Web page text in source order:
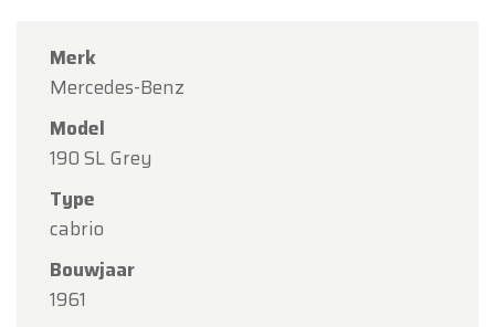
Merk
Mercedes-Benz
Model
190 SL Grey
Type
cabrio
Bouwjaar
1961
Oldtimerfarm zal
augustus(O.L.V. Hemelvaart).
Onze showroom is
maandag 10 augustus tot en met vrijdag 14
augustus
afspraak.